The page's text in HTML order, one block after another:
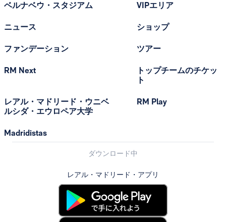
ベルナベウ・スタジアム
ニュース
ファンデーション
RM Next
レアル・マドリード・ウニベ
ルシダ・エウロペア大学
Madridistas
VIPエリア
ショップ
ツアー
トップチームのチケッ
ト
RM Play
ダウンロード中
レアル・マドリード・アプリ